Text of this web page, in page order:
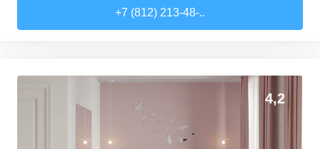
+7 (812) 213-48-..
4,2